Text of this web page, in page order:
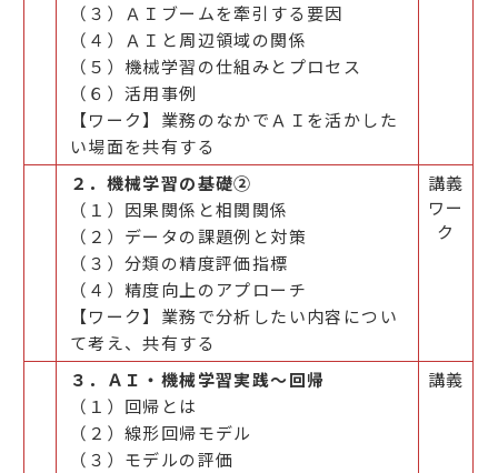
（３）ＡＩブームを牽引する要因
（４）ＡＩと周辺領域の関係
（５）機械学習の仕組みとプロセス
（６）活用事例
【ワーク】業務のなかでＡＩを活かした
い場面を共有する
２．機械学習の基礎②
（１）因果関係と相関関係
（２）データの課題例と対策
（３）分類の精度評価指標
（４）精度向上のアプローチ
【ワーク】業務で分析したい内容につい
て考え、共有する
講義
ワー
ク
３．ＡＩ・機械学習実践～回帰
（１）回帰とは
（２）線形回帰モデル
（３）モデルの評価
講義